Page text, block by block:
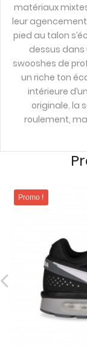
matériaux
leur agencement
pied au talon
dessus dans
swooshes de
un riche ton
intérieure
originale. la
roulement,
Promo !